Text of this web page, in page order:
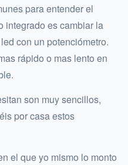
para entender el
integrado es cambiar la
con un potenciómetro.
rápido o mas lento en
son muy sencillos,
por casa estos
el que yo mismo lo monto